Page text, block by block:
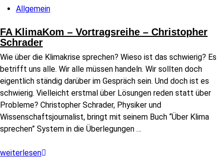
Allgemein
FA KlimaKom – Vortragsreihe – Christopher
Schrader
Wie über die Klimakrise sprechen? Wieso ist das schwierig? Es
betrifft uns alle. Wir alle müssen handeln. Wir sollten doch
eigentlich ständig darüber im Gespräch sein. Und doch ist es
schwierig. Vielleicht erstmal über Lösungen reden statt über
Probleme? Christopher Schrader, Physiker und
Wissenschaftsjournalist, bringt mit seinem Buch “Über Klima
sprechen” System in die Überlegungen …
weiterlesen